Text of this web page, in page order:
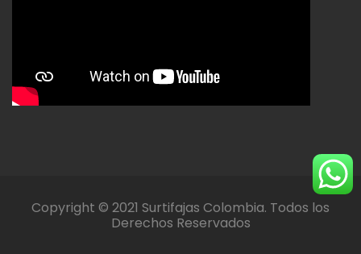
Copyright © 2021 Surtifajas Colombia. Todos los
Derechos Reservados